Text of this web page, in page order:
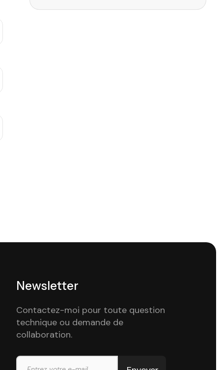
Newsletter
Contactez-moi pour toute question
technique ou demande de
collaboration.